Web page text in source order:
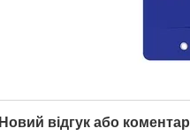
Новий відгук або коментар